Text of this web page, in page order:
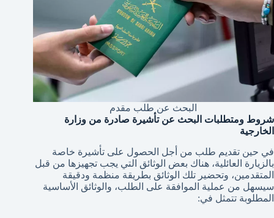
البحث عن طلب مقدم
شروط ومتطلبات البحث عن تأشيرة صادرة من وزارة
الخارجية
في حين تقديم طلب من أجل الحصول على تأشيرة خاصة
بالزيارة العائلية، هناك بعض الوثائق التي يجب تجهيزها من قبل
المتقدمين، وتحضير تلك الوثائق بطريقة منظمة ودقيقة
سيسهل من عملية الموافقة على الطلب، والوثائق الأساسية
المطلوبة تتمثل في: